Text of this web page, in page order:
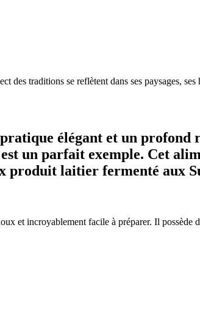
des traditions se reflètent dans ses paysages,
élégant et un profond
est un parfait exemple. Cet
laitier fermenté aux
et incroyablement facile à préparer. Il possède